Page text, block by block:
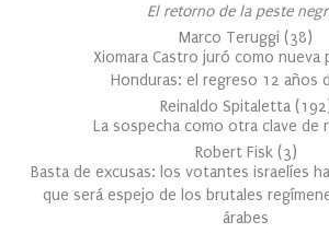
El retorno de la peste
Marco Teruggi (38)
Xiomara Castro juró como nueva
Honduras: el regreso 12 años
Reinaldo Spitaletta (192
La sospecha como otra clave de
Robert Fisk (3)
Basta de excusas: los votantes israelíes
que será espejo de los brutales
árabes